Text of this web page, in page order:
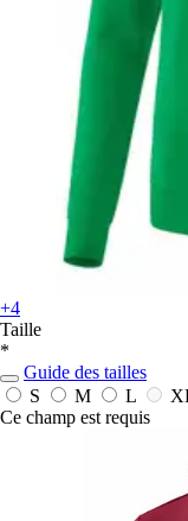
+4
Taille
*
Guide des tailles
S
M L
Ce champ est requis